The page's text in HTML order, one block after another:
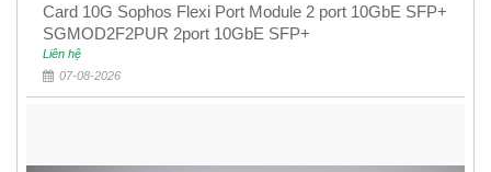
Card 10G Sophos Flexi Port Module 2 port 10GbE SFP+
SGMOD2F2PUR 2port 10GbE SFP+
Liên hệ
07-08-2026